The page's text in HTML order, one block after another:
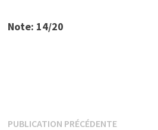
Note: 14/20
PUBLICATION PRÉCÉDENTE